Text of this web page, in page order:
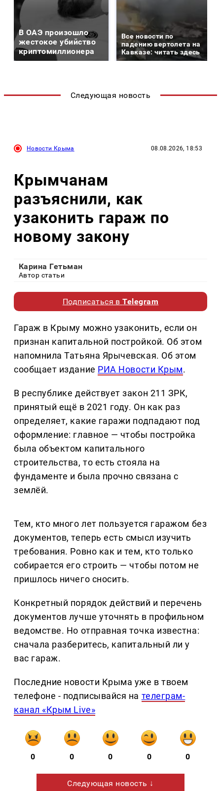
В ОАЭ произошло
жестокое убийство
криптомиллионера
Все новости по
падению вертолета на
Кавказе: читать здесь
Следующая новость
Новости Крыма 08.08.2026, 18:53
Крымчанам
разъяснили, как
узаконить гараж по
новому закону
Карина Гетьман
Автор статьи
Подписаться вTelegram
Гараж в Крыму можно узаконить, если он
признан капитальной постройкой. Об этом
напомнила Татьяна Ярычевская. Об этом
сообщает издание РИА Новости Крым.
В республике действует закон 211 ЗРК,
принятый ещё в 2021 году. Он как раз
определяет, какие гаражи подпадают под
оформление: главное — чтобы постройка
была объектом капитального
строительства, то есть стояла на
фундаменте и была прочно связана с
землёй.
Тем, кто много лет пользуется гаражом без
документов, теперь есть смысл изучить
требования. Ровно как и тем, кто только
собирается его строить — чтобы потом не
пришлось ничего сносить.
Конкретный порядок действий и перечень
документов лучше уточнять в профильном
ведомстве. Но отправная точка известна:
сначала разберитесь, капитальный ли у
вас гараж.
Последние новости Крыма уже в твоем
телефоне - подписывайся на телеграм-
канал «Крым Live»
0 0 0 0 0
Следующая новость ↓